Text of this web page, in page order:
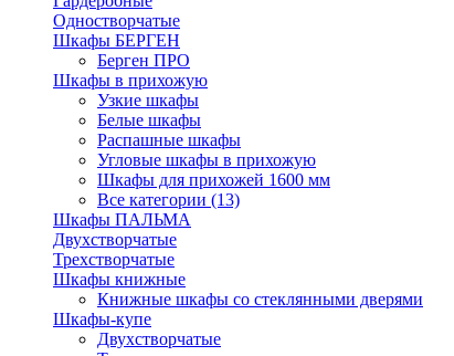
Одностворчатые
Шкафы БЕРГЕН
Берген ПРО
Шкафы в прихожую
Узкие шкафы
Белые шкафы
Распашные шкафы
Угловые шкафы в прихожую
Шкафы для прихожей 1600 мм
Все категории (13)
Шкафы ПАЛЬМА
Двухстворчатые
Трехстворчатые
Шкафы книжные
Книжные шкафы со стеклянными дверями
Шкафы-купе
Двухстворчатые